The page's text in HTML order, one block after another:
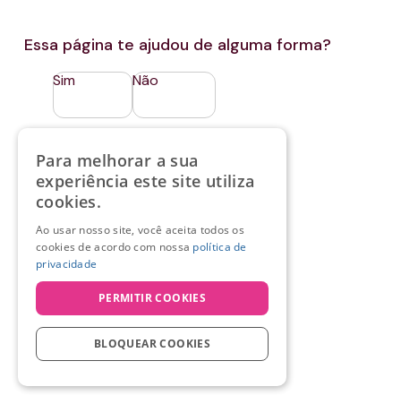
Essa página te ajudou de alguma forma?
Sim Não
Para melhorar a sua
experiência este site utiliza
cookies.
Ao usar nosso site, você aceita todos os
cookies de acordo com nossa política de
privacidade
PERMITIR COOKIES
BLOQUEAR COOKIES